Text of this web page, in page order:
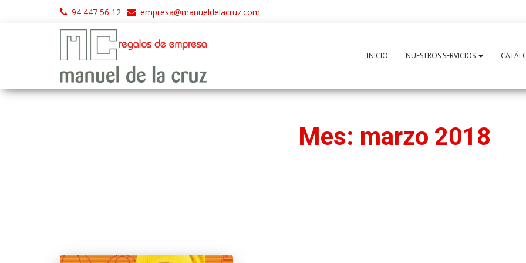
94 447 56 12 empresa@manueldelacruz.com
INICIO NUESTROS SERVICIOS
Mes: marzo 2018